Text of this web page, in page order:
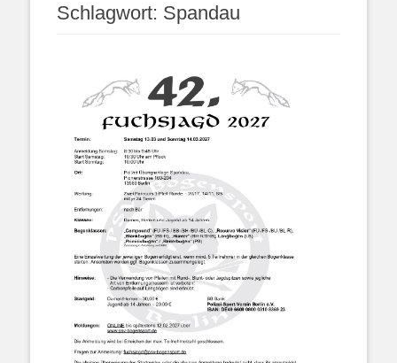
Schlagwort: Spandau